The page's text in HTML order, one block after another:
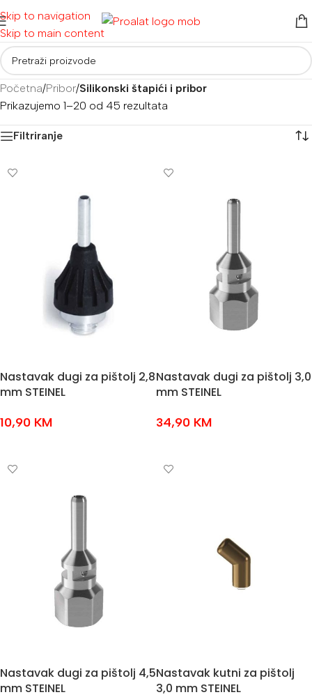
Skip to navigation
Skip to main content
Početna/Pribor/Silikonski štapići i pribor
Prikazujemo 1–20 od 45 rezultata
Filtriranje
Nastavak dugi za pištolj 2,8
mm STEINEL
10,90 KM
Nastavak dugi za pištolj 3,0
mm STEINEL
34,90 KM
Nastavak dugi za pištolj 4,5
mm STEINEL
Nastavak kutni za pištolj
3,0 mm STEINEL